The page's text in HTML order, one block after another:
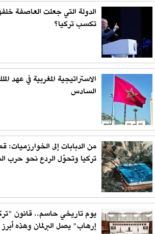
الدولة التي جعلت العاصفة
تكسب تركيا؟
الاستراتيجية المغربية في عهد
السادس
من الدبابات إلى الخوارزميات:
تركيا وتحوّل الردع نحو حرب
يوم تاريخي حاسم.. قانون
إرهاب" يصل البرلمان وهذه